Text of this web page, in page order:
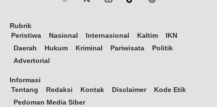
Rubrik
Peristiwa
Nasional Internasional Kaltim
IKN
Daerah
Hukum Kriminal Pariwisata
Politik
Advertorial
Informasi
Tentang
Redaksi Kontak Disclaimer
Kode Etik
Pedoman Media Siber